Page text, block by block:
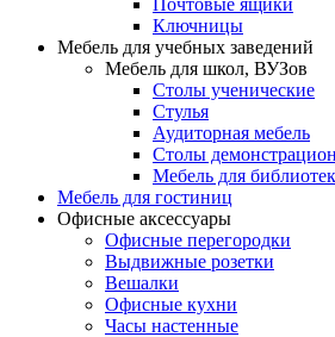
Почтовые ящики
Ключницы
Мебель для учебных заведений
Мебель для школ, ВУЗов
Столы ученические
Стулья
Аудиторная мебель
Столы
Мебель для библиотек
Мебель для гостиниц
Офисные аксессуары
Офисные перегородки
Выдвижные розетки
Вешалки
Офисные кухни
Часы настенные